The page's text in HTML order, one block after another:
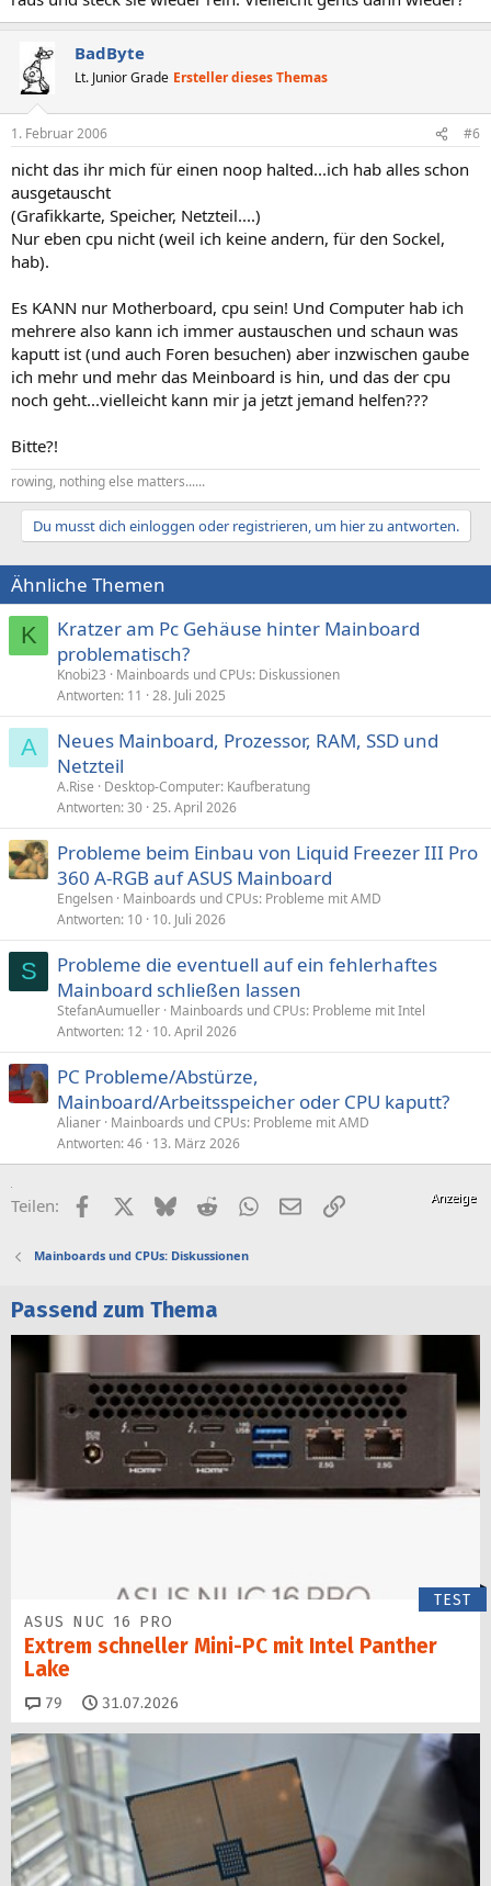
BadByte
Lt. Junior Grade Ersteller dieses Themas
1. Februar 2006 #6
nicht das ihr mich für einen noop halted...ich hab alles schon
ausgetauscht
(Grafikkarte, Speicher, Netzteil....)
Nur eben cpu nicht (weil ich keine andern, für den Sockel,
hab).
Es KANN nur Motherboard, cpu sein! Und Computer hab ich
mehrere also kann ich immer austauschen und schaun was
kaputt ist (und auch Foren besuchen) aber inzwischen gaube
ich mehr und mehr das Meinboard is hin, und das der cpu
noch geht...vielleicht kann mir ja jetzt jemand helfen???
Bitte?!
rowing, nothing else matters......
Du musst dich einloggen oder registrieren, um hier zu antworten.
Ähnliche Themen
K
Kratzer am Pc Gehäuse hinter Mainboard
problematisch?
Knobi23
Mainboards und CPUs: Diskussionen
Antworten 11 28. Juli 2025
A
Neues Mainboard, Prozessor, RAM, SSD und
Netzteil
A.Rise
Desktop-Computer: Kaufberatung
Antworten 30 25. April 2026
Probleme beim Einbau von Liquid Freezer III Pro
360 A-RGB auf ASUS Mainboard
Engelsen Mainboards und CPUs: Probleme mit AMD
Antworten 10 10. Juli 2026
S
Probleme die eventuell auf ein fehlerhaftes
Mainboard schließen lassen
StefanAumueller Mainboards und CPUs: Probleme mit Intel
Antworten 12 10. April 2026
PC Probleme/Abstürze,
Mainboard/Arbeitsspeicher oder CPU kaputt?
Alianer Mainboards und CPUs: Probleme mit AMD
Antworten 46 13. März 2026
Teilen: FacebookX (Twitter)
BlueskyRedditWhatsApp
E-MailLink
Mainboards und CPUs: Diskussionen
Passend zum Thema
TEST
ASUS NUC 16 PRO
Extrem schneller Mini-PC mit Intel Panther
Lake
79 Kommentare
31.07.2026